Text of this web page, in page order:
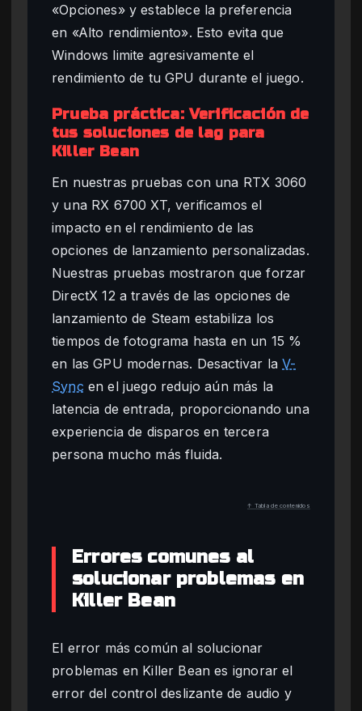
«Opciones» y establece la preferencia
en «Alto rendimiento». Esto evita que
Windows limite agresivamente el
rendimiento de tu GPU durante el juego.
Prueba práctica: Verificación de
tus soluciones de lag para
Killer Bean
En nuestras pruebas con una RTX 3060
y una RX 6700 XT, verificamos el
impacto en el rendimiento de las
opciones de lanzamiento personalizadas.
Nuestras pruebas mostraron que forzar
DirectX 12 a través de las opciones de
lanzamiento de Steam estabiliza los
tiempos de fotograma hasta en un 15 %
en las GPU modernas. Desactivar laV-
Sync en el juego redujo aún más la
latencia de entrada, proporcionando una
experiencia de disparos en tercera
persona mucho más fluida.
↑ Tabla de contenidos
Errores comunes al
solucionar problemas en
Killer Bean
El error más común al solucionar
problemas en Killer Bean es ignorar el
error del control deslizante de audio y